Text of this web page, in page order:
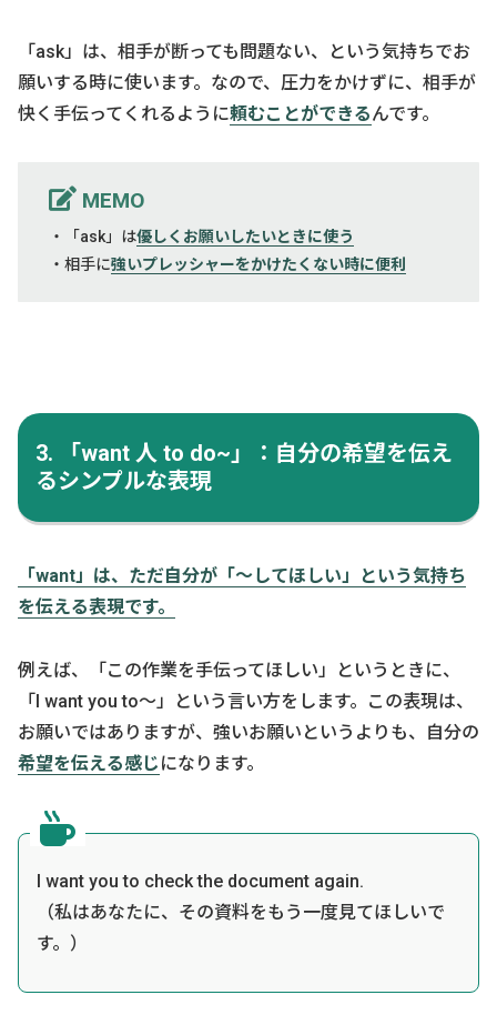
「ask」は、相手が断っても問題ない、という気持ちでお
願いする時に使います。なので、圧力をかけずに、相手が
快く手伝ってくれるように頼むことができるんです。
MEMO
・「ask」は優しくお願いしたいときに使う
・相手に強いプレッシャーをかけたくない時に便利
3. 「want 人 to do~」：自分の希望を伝え
るシンプルな表現
「want」は、ただ自分が「〜してほしい」という気持ち
を伝える表現です。
例えば、「この作業を手伝ってほしい」というときに、
「I want you to〜」という言い方をします。この表現は、
お願いではありますが、強いお願いというよりも、自分の
希望を伝える感じ になります。
I want you to check the document again.
（私はあなたに、その資料をもう一度見てほしいで
す。）